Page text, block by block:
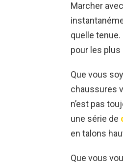
Marcher
quelle
pour les plus
Que vous
chaussures
n’est pas
une série de
en talons
Que vous